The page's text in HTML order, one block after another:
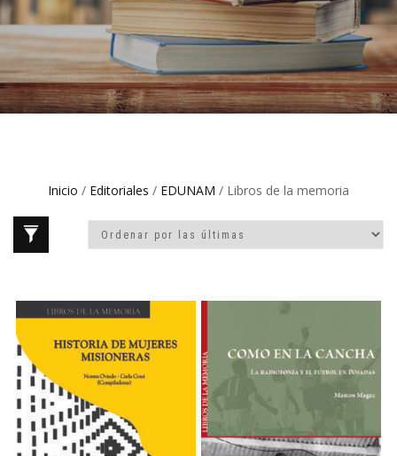
Inicio / Editoriales / EDUNAM / Libros de la memoria